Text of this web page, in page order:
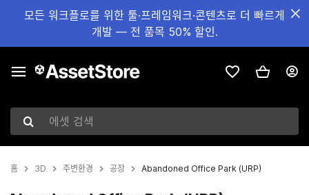
모든 워크플로를 위한 툴·프레임워크·콘텐츠로 더 빠르게
개발 — 전 품목 50% 할인.
에셋 검색
홈 3D 주변환경 공장 Abandoned Office Park (URP)